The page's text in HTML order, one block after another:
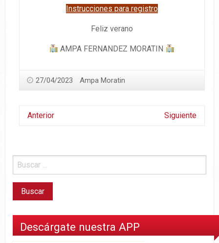
Instrucciones para registro
Feliz verano
AMPA FERNANDEZ MORATIN
27/04/2023 Ampa Moratin
Anterior Siguiente
Descárgate nuestra APP